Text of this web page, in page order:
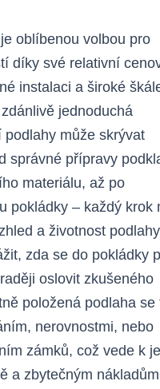
oblíbenou volbou pro
díky své relativní
instalaci a široké
jednoduchá
podlahy může skrývat
správné přípravy
materiálu, až po
pokládky – každý krok
a životnost
zda se do pokládky
oslovit zkušeného
položená podlaha se
nerovnostmi, nebo
zámků, což vede k
a zbytečným nákladům